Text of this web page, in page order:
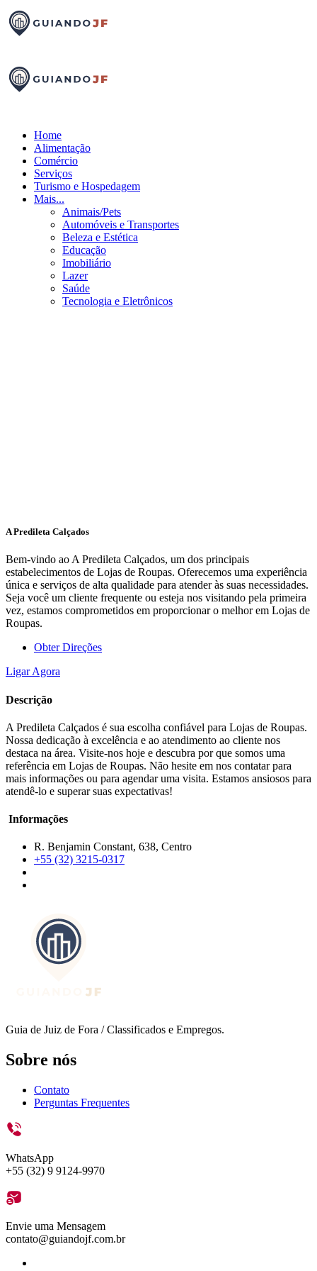
Home
Alimentação
Comércio
Serviços
Turismo e Hospedagem
Mais...
Animais/Pets
Automóveis e Transportes
Beleza e Estética
Educação
Imobiliário
Lazer
Saúde
Tecnologia e Eletrônicos
A Predileta Calçados
Bem-vindo ao A Predileta Calçados, um dos principais
estabelecimentos de Lojas de Roupas. Oferecemos uma experiência
única e serviços de alta qualidade para atender às suas necessidades.
Seja você um cliente frequente ou esteja nos visitando pela primeira
vez, estamos comprometidos em proporcionar o melhor em Lojas de
Roupas.
Obter Direções
Ligar Agora
Descrição
A Predileta Calçados é sua escolha confiável para Lojas de Roupas.
Nossa dedicação à excelência e ao atendimento ao cliente nos
destaca na área. Visite-nos hoje e descubra por que somos uma
referência em Lojas de Roupas. Não hesite em nos contatar para
mais informações ou para agendar uma visita. Estamos ansiosos para
atendê-lo e superar suas expectativas!
Informações
R. Benjamin Constant, 638, Centro
+55 (32) 3215-0317
Guia de Juiz de Fora / Classificados e Empregos.
Sobre nós
Contato
Perguntas Frequentes
WhatsApp
+55 (32) 9 9124-9970
Envie uma Mensagem
contato@guiandojf.com.br